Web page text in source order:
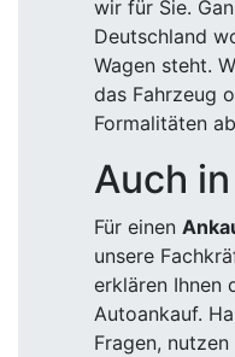
wir für Sie.
Deutschland
Wagen steht.
das Fahrzeug
Formalitäten
Auch
Für einen
unsere
erklären Ihnen
Autoankauf.
Fragen,